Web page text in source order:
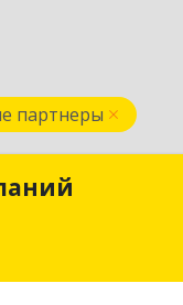
партнеры
компаний